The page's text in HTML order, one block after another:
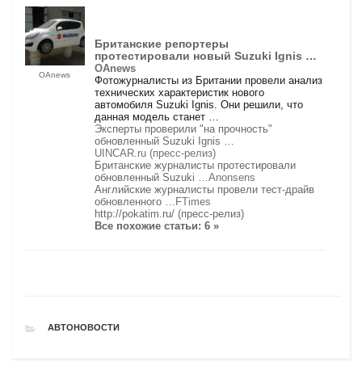
OAnews
Британские репортеры
протестировали новый Suzuki Ignis …
OAnews
Фотожурналисты из Британии провели анализ
технических характеристик нового
автомобиля Suzuki Ignis. Они решили, что
данная модель станет …
Эксперты проверили "на прочность"
обновленный Suzuki Ignis …
UINCAR.ru (пресс-релиз)
Британские журналисты протестировали
обновленный Suzuki …Anonsens
Английские журналисты провели тест-драйв
обновленного …
FTimes
http://pokatim.ru/ (пресс-релиз)
Все похожие статьи: 6 »
РУБРИКИ
АВТОНОВОСТИ